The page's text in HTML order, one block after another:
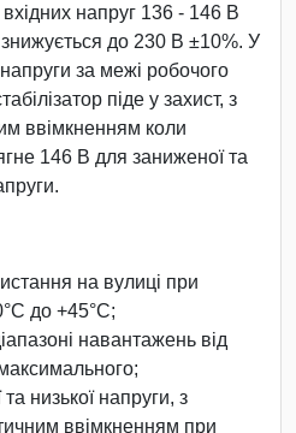
вхідних напруг 136 - 146 В
до 230 В ±10%. У
за межі робочого
піде у захист, з
ввімкненням коли
146 В для заниженої та
на вулиці при
до +45°С;
навантажень від
низької напруги, з
ввімкненням при